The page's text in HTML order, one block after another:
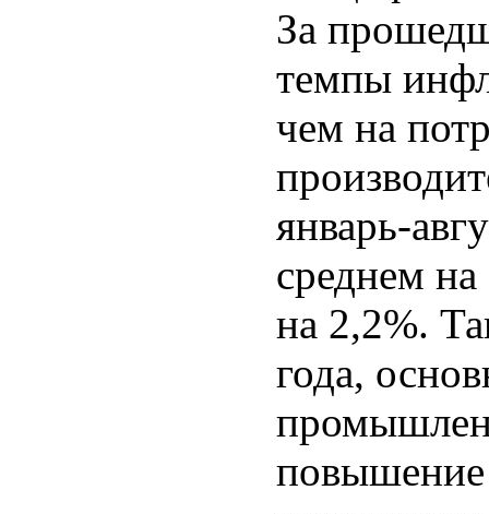
За
темпы
чем на
январь-
среднем на
на 2,2%.
года,
повышение